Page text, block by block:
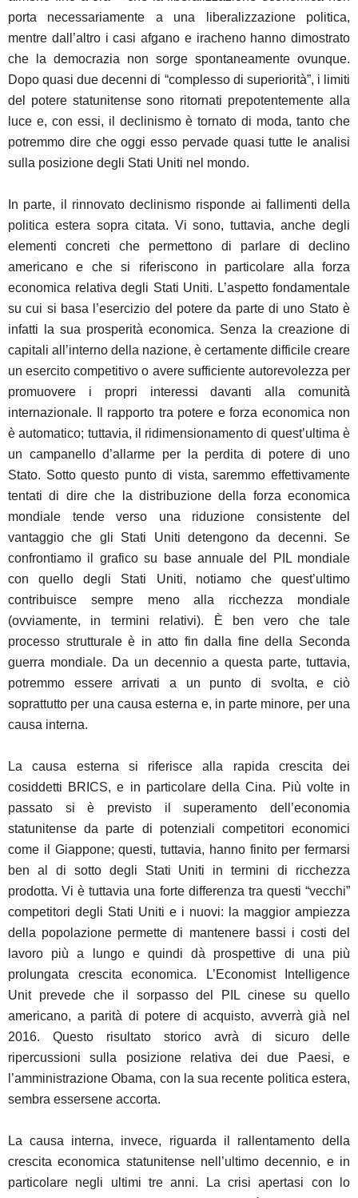
porta necessariamente a una liberalizzazione politica,
mentre dall’altro i casi afgano e iracheno hanno dimostrato
che la democrazia non sorge spontaneamente ovunque.
Dopo quasi due decenni di “complesso di superiorità”, i limiti
del potere statunitense sono ritornati prepotentemente alla
luce e, con essi, il declinismo è tornato di moda, tanto che
potremmo dire che oggi esso pervade quasi tutte le analisi
sulla posizione degli Stati Uniti nel mondo.
In parte, il rinnovato declinismo risponde ai fallimenti della
politica estera sopra citata. Vi sono, tuttavia, anche degli
elementi concreti che permettono di parlare di declino
americano e che si riferiscono in particolare alla forza
economica relativa degli Stati Uniti. L’aspetto fondamentale
su cui si basa l’esercizio del potere da parte di uno Stato è
infatti la sua prosperità economica. Senza la creazione di
capitali all’interno della nazione, è certamente difficile creare
un esercito competitivo o avere sufficiente autorevolezza per
promuovere i propri interessi davanti alla comunità
internazionale. Il rapporto tra potere e forza economica non
è automatico; tuttavia, il ridimensionamento di quest’ultima è
un campanello d’allarme per la perdita di potere di uno
Stato. Sotto questo punto di vista, saremmo effettivamente
tentati di dire che la distribuzione della forza economica
mondiale tende verso una riduzione consistente del
vantaggio che gli Stati Uniti detengono da decenni. Se
confrontiamo il grafico su base annuale del PIL mondiale
con quello degli Stati Uniti, notiamo che quest’ultimo
contribuisce sempre meno alla ricchezza mondiale
(ovviamente, in termini relativi). È ben vero che tale
processo strutturale è in atto fin dalla fine della Seconda
guerra mondiale. Da un decennio a questa parte, tuttavia,
potremmo essere arrivati a un punto di svolta, e ciò
soprattutto per una causa esterna e, in parte minore, per una
causa interna.
La causa esterna si riferisce alla rapida crescita dei
cosiddetti BRICS, e in particolare della Cina. Più volte in
passato si è previsto il superamento dell’economia
statunitense da parte di potenziali competitori economici
come il Giappone; questi, tuttavia, hanno finito per fermarsi
ben al di sotto degli Stati Uniti in termini di ricchezza
prodotta. Vi è tuttavia una forte differenza tra questi “vecchi”
competitori degli Stati Uniti e i nuovi: la maggior ampiezza
della popolazione permette di mantenere bassi i costi del
lavoro più a lungo e quindi dà prospettive di una più
prolungata crescita economica. L’Economist Intelligence
Unit prevede che il sorpasso del PIL cinese su quello
americano, a parità di potere di acquisto, avverrà già nel
2016. Questo risultato storico avrà di sicuro delle
ripercussioni sulla posizione relativa dei due Paesi, e
l’amministrazione Obama, con la sua recente politica estera,
sembra essersene accorta.
La causa interna, invece, riguarda il rallentamento della
crescita economica statunitense nell’ultimo decennio, e in
particolare negli ultimi tre anni. La crisi apertasi con lo